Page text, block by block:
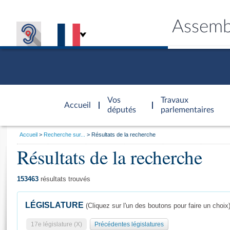
Accueil
d'accueil
Vos
députés
Travaux
parlementaires
Général
Vous
Accueil Recherche sur... Résultats de la recherche
Résultats de la recherche
153463 résultats trouvés
LÉGISLATURE (Cliquez sur l'un des boutons pour faire un choix)
17e législature (X) Précédentes législatures